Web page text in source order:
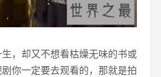
，却又不想看枯燥无味的书或
你一定要去观看的，那就是拍